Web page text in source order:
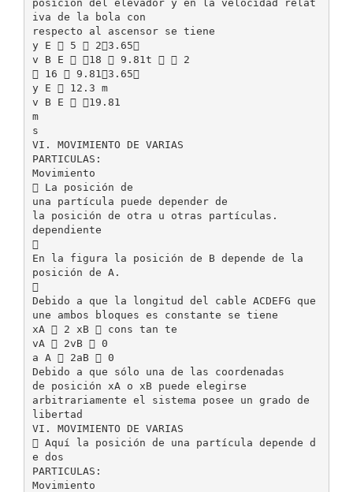
posición del elevador y en la velocidad relat
iva de la bola con
respecto al ascensor se tiene
y E  5  23.65
v B E  18  9.81t   2
 16  9.813.65
y E  12.3 m
v B E  19.81
m
s
VI. MOVIMIENTO DE VARIAS
PARTICULAS:
Movimiento
 La posición de
una partícula puede depender de
la posición de otra u otras partículas.
dependiente

En la figura la posición de B depende de la
posición de A.

Debido a que la longitud del cable ACDEFG que
une ambos bloques es constante se tiene
xA  2 xB  cons tan te
vA  2vB  0
a A  2aB  0
Debido a que sólo una de las coordenadas
de posición xA o xB puede elegirse
arbitrariamente el sistema posee un grado de
libertad
VI. MOVIMIENTO DE VARIAS
 Aquí la posición de una partícula depende d
e dos
PARTICULAS:
Movimiento